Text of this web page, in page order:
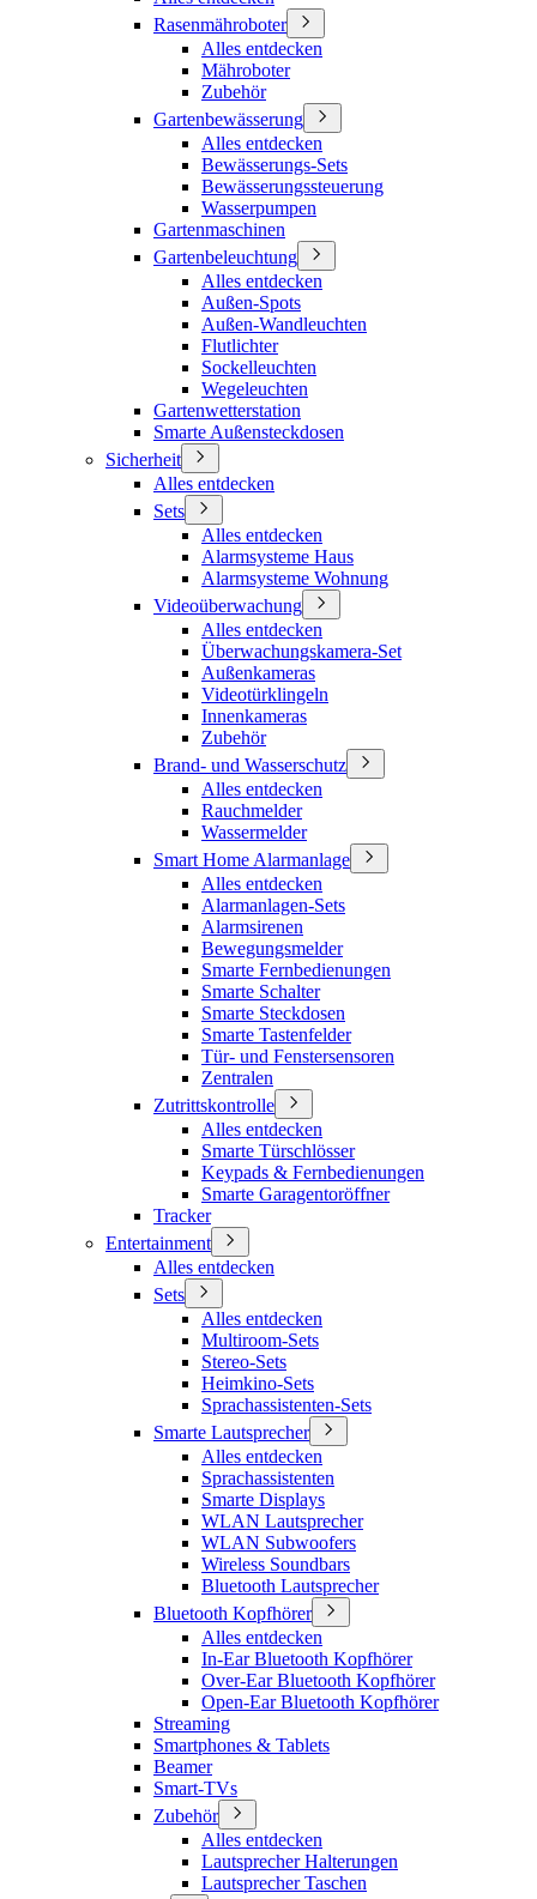
Rasenmähroboter
Alles entdecken
Mähroboter
Zubehör
Gartenbewässerung
Alles entdecken
Bewässerungs-Sets
Bewässerungssteuerung
Wasserpumpen
Gartenmaschinen
Gartenbeleuchtung
Alles entdecken
Außen-Spots
Außen-Wandleuchten
Flutlichter
Sockelleuchten
Wegeleuchten
Gartenwetterstation
Smarte Außensteckdosen
Sicherheit
Alles entdecken
Sets
Alles entdecken
Alarmsysteme Haus
Alarmsysteme Wohnung
Videoüberwachung
Alles entdecken
Überwachungskamera-Set
Außenkameras
Videotürklingeln
Innenkameras
Zubehör
Brand- und Wasserschutz
Alles entdecken
Rauchmelder
Wassermelder
Smart Home Alarmanlage
Alles entdecken
Alarmanlagen-Sets
Alarmsirenen
Bewegungsmelder
Smarte Fernbedienungen
Smarte Schalter
Smarte Steckdosen
Smarte Tastenfelder
Tür- und Fenstersensoren
Zentralen
Zutrittskontrolle
Alles entdecken
Smarte Türschlösser
Keypads & Fernbedienungen
Smarte Garagentoröffner
Tracker
Entertainment
Alles entdecken
Sets
Alles entdecken
Multiroom-Sets
Stereo-Sets
Heimkino-Sets
Sprachassistenten-Sets
Smarte Lautsprecher
Alles entdecken
Sprachassistenten
Smarte Displays
WLAN Lautsprecher
WLAN Subwoofers
Wireless Soundbars
Bluetooth Lautsprecher
Bluetooth Kopfhörer
Alles entdecken
In-Ear Bluetooth Kopfhörer
Over-Ear Bluetooth Kopfhörer
Open-Ear Bluetooth Kopfhörer
Streaming
Smartphones & Tablets
Beamer
Smart-TVs
Zubehör
Alles entdecken
Lautsprecher Halterungen
Lautsprecher Taschen